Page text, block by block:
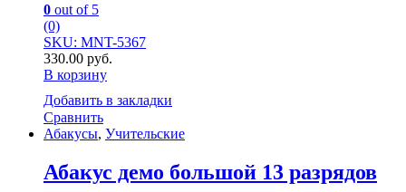
0 out of 5
(0)
SKU: MNT-5367
330.00 руб.
В корзину
Добавить в закладки
Сравнить
Абакусы, Учительские
Абакус демо большой 13 разрядов